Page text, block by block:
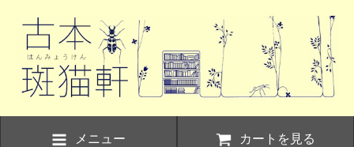
メニュー
カートを見る